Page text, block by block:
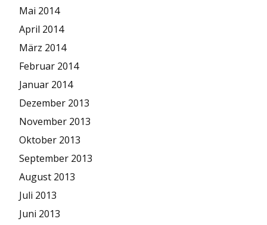
Mai 2014
April 2014
März 2014
Februar 2014
Januar 2014
Dezember 2013
November 2013
Oktober 2013
September 2013
August 2013
Juli 2013
Juni 2013